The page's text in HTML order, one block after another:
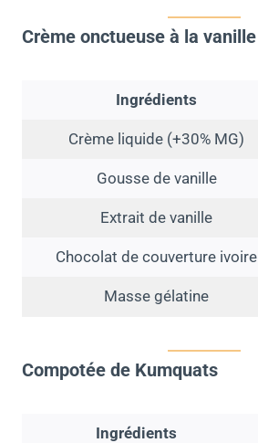
Crème onctueuse à la vanille
Ingrédients
Crème liquide (+30% MG)
Gousse de vanille
Extrait de vanille
Chocolat de couverture ivoire
Masse gélatine
Compotée de Kumquats
Ingrédients